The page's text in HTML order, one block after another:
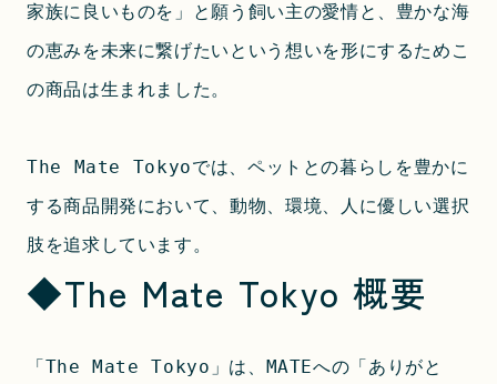
家族に良いものを」と願う飼い主の愛情と、豊かな海
の恵みを未来に繋げたいという想いを形にするためこ
の商品は生まれました。
The Mate Tokyoでは、ペットとの暮らしを豊かに
する商品開発において、動物、環境、人に優しい選択
肢を追求しています。
◆The Mate Tokyo 概要
「The Mate Tokyo」は、MATEへの「ありがと